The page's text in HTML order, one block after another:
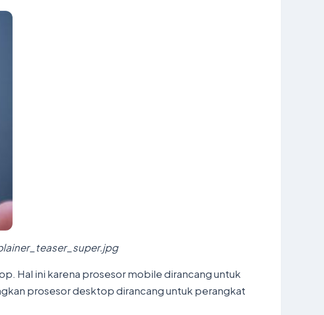
Hal ini karena prosesor mobile dirancang untuk
prosesor desktop dirancang untuk perangkat